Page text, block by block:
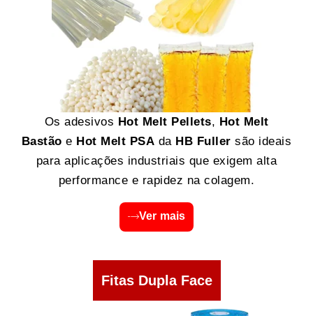
Os adesivos Hot Melt Pellets, Hot Melt
Bastão e Hot Melt PSA da HB Fuller são ideais
para aplicações industriais que exigem alta
performance e rapidez na colagem.
Ver mais
Fitas Dupla Face